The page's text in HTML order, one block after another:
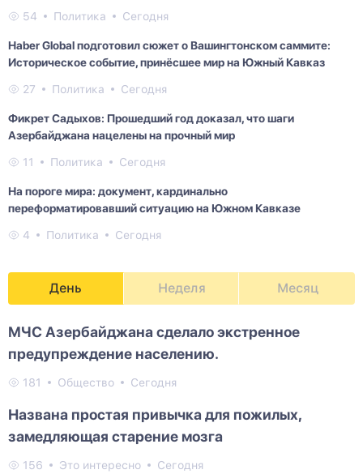
54 Политика Сегодня
Haber Global подготовил сюжет о Вашингтонском саммите:
Историческое событие, принёсшее мир на Южный Кавказ
27 Политика Сегодня
Фикрет Садыхов: Прошедший год доказал, что шаги
Азербайджана нацелены на прочный мир
11 Политика Сегодня
На пороге мира: документ, кардинально
переформатировавший ситуацию на Южном Кавказе
4 Политика Сегодня
День Неделя Месяц
МЧС Азербайджана сделало экстренное
предупреждение населению.
181 Общество Сегодня
Названа простая привычка для пожилых,
замедляющая старение мозга
156 Это интересно Сегодня